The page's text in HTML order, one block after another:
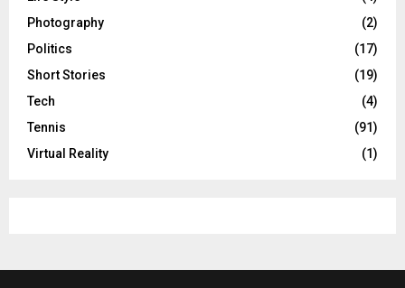
Photography
(2)
Politics
(17)
Short Stories
(19)
Tech
(4)
Tennis
(91)
Virtual Reality
(1)